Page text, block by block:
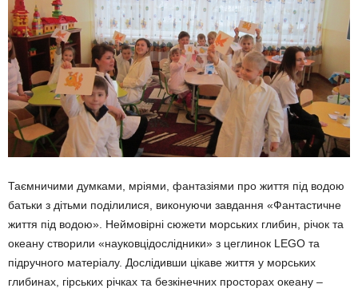
Таємничими думками, мріями, фантазіями про життя під водою
батьки з дітьми поділилися, виконуючи завдання «Фантастичне
життя під водою». Неймовірні сюжети морських глибин, річок та
океану створили «науковцідослідники» з цеглинок LEGO та
підручного матеріалу. Дослідивши цікаве життя у морських
глибинах, гірських річках та безкінечних просторах океану –